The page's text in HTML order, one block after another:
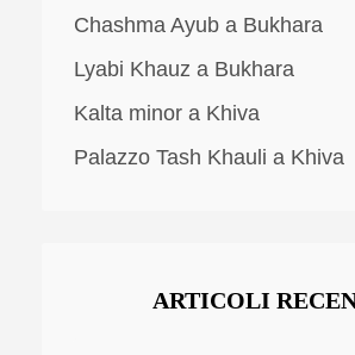
Chashma Ayub a Bukhara
Lyabi Khauz a Bukhara
Kalta minor a Khiva
Palazzo Tash Khauli a Khiva
ARTICOLI